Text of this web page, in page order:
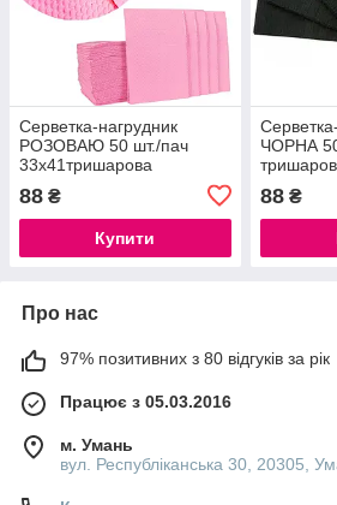
Серветка-нагрудник
РОЗОВАЮ 50 шт./пач
33х41тришарова
88 ₴
Купити
ЧОРНА
88₴
Про нас
97% позитивних з 80 відгуків за рік
Працює з 05.03.2016
м. Умань
вул. Республіканська 30, 20305,